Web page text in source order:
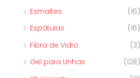
Esmaltes
(16)
Espátulas
(16)
Fibra de Vidro
(3)
Gel para Unhas
(128)